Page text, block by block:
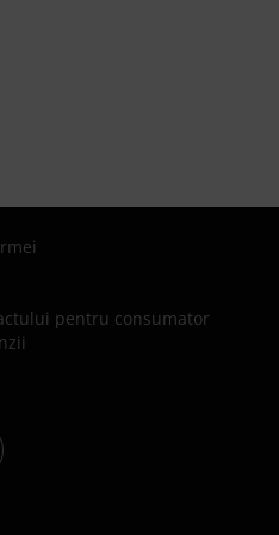
pentru consumator